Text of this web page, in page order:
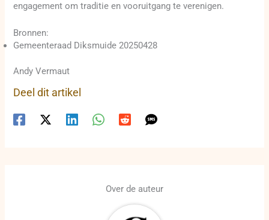
engagement om traditie en vooruitgang te verenigen.
Bronnen:
Gemeenteraad Diksmuide 20250428
Andy Vermaut
Deel dit artikel
Over de auteur